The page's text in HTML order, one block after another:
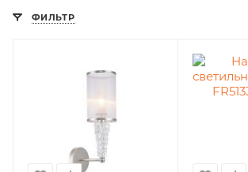
ФИЛЬТР